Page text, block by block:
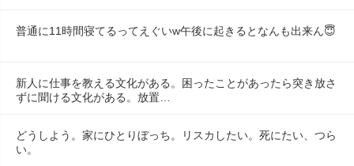
普通に11時間寝てるってえぐいw午後に起きるとなんも出来ん😇
新人に仕事を教える文化がある。困ったことがあったら突き放さ
ずに聞ける文化がある。放置…
どうしよう。家にひとりぼっち。リスカしたい。死にたい、つら
い。